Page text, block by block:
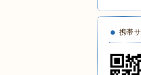
携帯